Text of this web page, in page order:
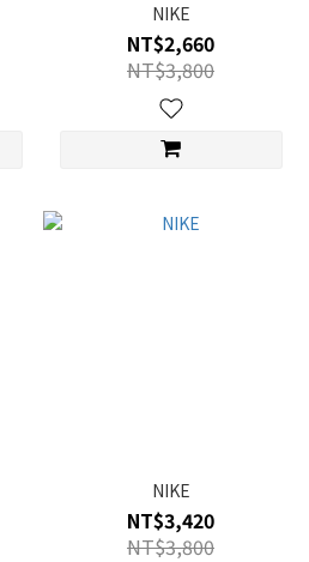
NIKE
NT$2,660
NT$3,800
NIKE
NT$3,420
NT$3,800